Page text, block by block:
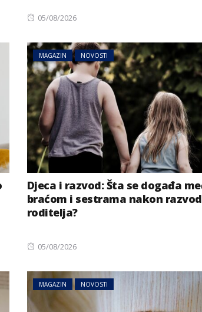
Posted
05/08/2026
MAGAZIN NOVOSTI
Djeca i razvod: Šta se događa
braćom i sestrama nakon
roditelja?
Posted
05/08/2026
MAGAZIN NOVOSTI